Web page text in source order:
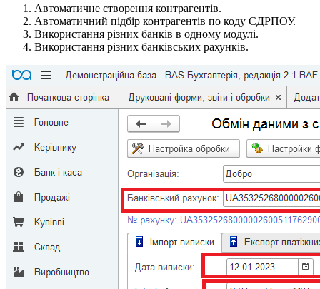
Автоматичне створення контрагентів.
Автоматичний підбір контрагентів по коду ЄДРПОУ.
Використання різних банків в одному модулі.
Використання різних банківських рахунків.